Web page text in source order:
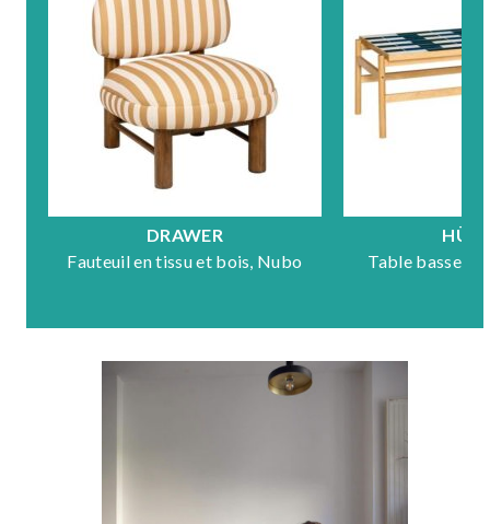
DRAWER
Fauteuil en tissu et bois, Nubo
Table basse